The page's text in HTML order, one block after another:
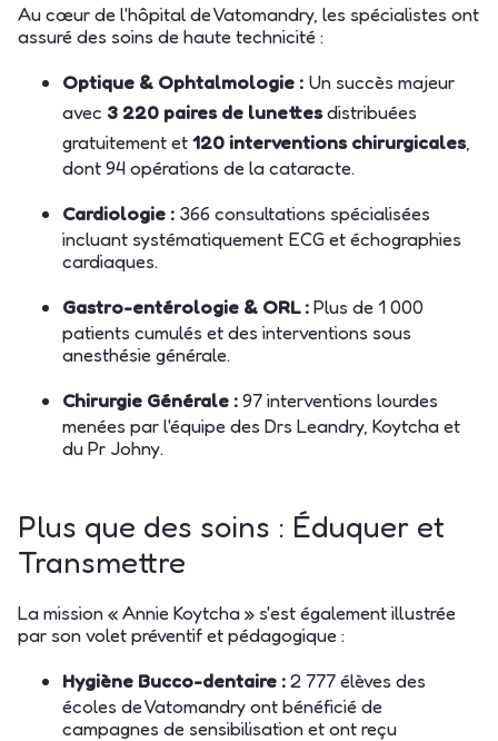
Au cœur de l'hôpital de Vatomandry, les spécialistes ont
assuré des soins de haute technicité :
Optique & Ophtalmologie : Un succès majeur
avec 3 220 paires de lunettesdistribuées
gratuitement et120 interventions chirurgicales,
dont 94 opérations de la cataracte.
Cardiologie : 366 consultations spécialisées
incluant systématiquement ECG et échographies
cardiaques.
Gastro-entérologie & ORL :Plus de 1 000
patients cumulés et des interventions sous
anesthésie générale.
Chirurgie Générale :97 interventions lourdes
menées par l'équipe des Drs Leandry, Koytcha et
du Pr Johny.
Plus que des soins : Éduquer et
Transmettre
La mission « Annie Koytcha » s'est également illustrée
par son volet préventif et pédagogique :
Hygiène Bucco-dentaire :2 777 élèves des
écoles de Vatomandry ont bénéficié de
campagnes de sensibilisation et ont reçu